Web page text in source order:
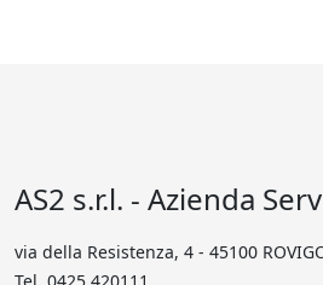
AS2 s.r.l. - Azienda
via della Resistenza, 4 - 45100